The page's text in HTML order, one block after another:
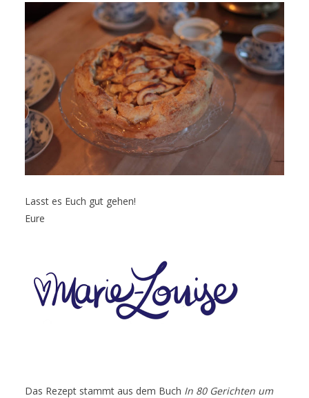
Lasst es Euch gut gehen!
Eure
Das Rezept stammt aus dem Buch In 80 Gerichten um